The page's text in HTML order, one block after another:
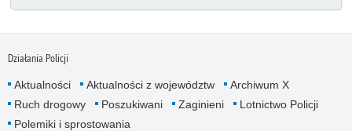
Działania Policji
Aktualności Aktualności z województw
Archiwum X
Ruch drogowy
Poszukiwani Zaginieni
Lotnictwo Policji
Polemiki i sprostowania